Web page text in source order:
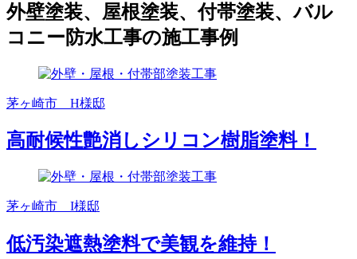
外壁塗装、屋根塗装、付帯塗装、バル
コニー防水工事の施工事例
茅ヶ崎市 H様邸
高耐候性艶消しシリコン樹脂塗料！
茅ヶ崎市 I様邸
低汚染遮熱塗料で美観を維持！